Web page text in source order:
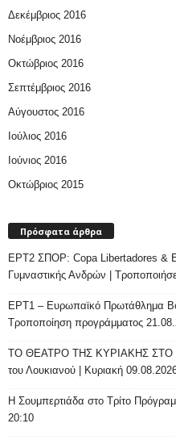
Δεκέμβριος 2016
Νοέμβριος 2016
Οκτώβριος 2016
Σεπτέμβριος 2016
Αύγουστος 2016
Ιούλιος 2016
Ιούνιος 2016
Οκτώβριος 2015
Πρόσφατα άρθρα
ΕΡΤ2 ΣΠΟΡ: Copa Libertadores &
Γυμναστικής Ανδρών |
ΕΡΤ1 – Ευρωπαϊκό Πρωτάθλημα
Τροποποίηση προγράμματος
ΤΟ ΘΕΑΤΡΟ ΤΗΣ ΚΥΡΙΑΚΗΣ ΣΤΟ
του Λουκιανού | Κυριακή
H Σουμπερτιάδα στο Τρίτο
20:10